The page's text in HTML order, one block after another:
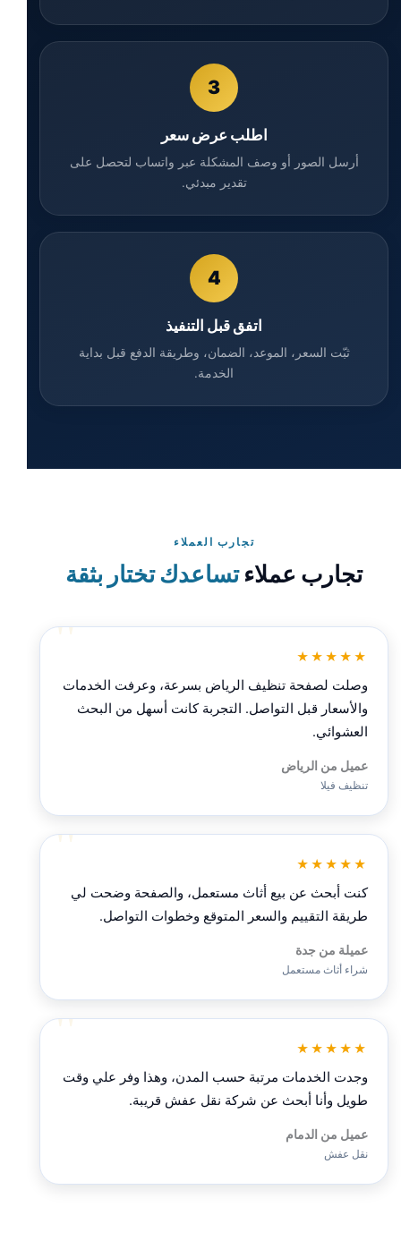
3
اطلب عرض سعر
أرسل الصور أو وصف المشكلة عبر واتساب لتحصل على
تقدير مبدئي.
4
اتفق قبل التنفيذ
ثبّت السعر، الموعد، الضمان، وطريقة الدفع قبل بداية
الخدمة.
تجارب العملاء
تجارب عملاءتساعدك تختار بثقة
★★★★★
وصلت لصفحة تنظيف الرياض بسرعة، وعرفت الخدمات
والأسعار قبل التواصل. التجربة كانت أسهل من البحث
العشوائي.
عميل من الرياض
تنظيف فيلا
★★★★★
كنت أبحث عن بيع أثاث مستعمل، والصفحة وضحت لي
طريقة التقييم والسعر المتوقع وخطوات التواصل.
عميلة من جدة
شراء أثاث مستعمل
★★★★★
وجدت الخدمات مرتبة حسب المدن، وهذا وفر علي وقت
طويل وأنا أبحث عن شركة نقل عفش قريبة.
عميل من الدمام
نقل عفش